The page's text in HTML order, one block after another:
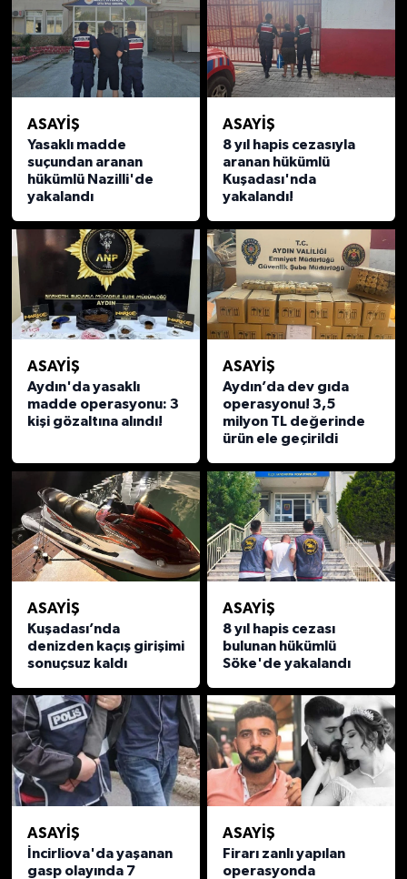
ASAYİŞ
Yasaklı madde
suçundan aranan
hükümlü Nazilli'de
yakalandı
ASAYİŞ
8 yıl hapis cezasıyla
aranan hükümlü
Kuşadası'nda
yakalandı!
ASAYİŞ
Aydın'da yasaklı
madde operasyonu: 3
kişi gözaltına alındı!
ASAYİŞ
Aydın’da dev gıda
operasyonu! 3,5
milyon TL değerinde
ürün ele geçirildi
ASAYİŞ
Kuşadası’nda
denizden kaçış girişimi
sonuçsuz kaldı
ASAYİŞ
8 yıl hapis cezası
bulunan hükümlü
Söke'de yakalandı
ASAYİŞ
İncirliova'da yaşanan
gasp olayında 7
ASAYİŞ
Firarı zanlı yapılan
operasyonda